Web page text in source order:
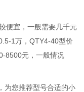
宜，一般需要几千元
1万，QTY4-40型价
8500元，一般情况
您推荐型号合适的小